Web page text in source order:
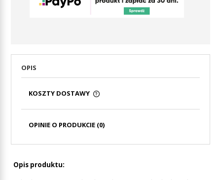
OPIS
KOSZTY DOSTAWY
PŁATNOŚCI
OPINIE O PRODUKCIE (0)
Opis produktu: